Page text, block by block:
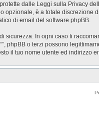
dalle Leggi sulla Privacy
opzionale, è a totale
di email del software phpBB.
sicurezza. In ogni caso ti
phpBB o terzi possono
il tuo nome utente ed